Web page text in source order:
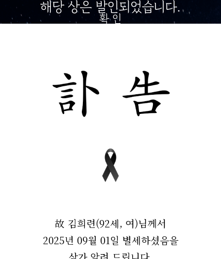
해당 상은 발인되었습니다.
확 인
故 김희련(92세, 여)님께서
2025년 09월 01일 별세하셨음을